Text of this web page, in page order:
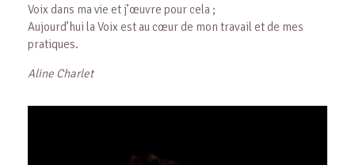
Voix dans ma vie et j’œuvre pour cela ;
Aujourd’hui la Voix est au cœur de mon travail et de mes
pratiques.
Aline Charlet